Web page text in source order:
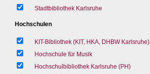
Stadtbibliothek Karlsruhe
Hochschulen
KIT-Bibliothek (KIT, HKA, DHBW Karlsruhe)
Hochschule für Musik
Hochschulbibliothek Karlsruhe (PH)